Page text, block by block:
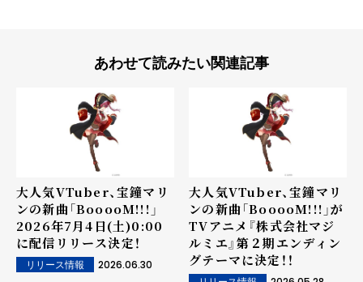
あわせて読みたい関連記事
大人気VTuber、宝鐘マリ
ンの新曲「BooooM!!!」
2026年7月4日(土)0:00
に配信リリース決定！
リリース情報 2026.06.30
大人気VTuber、宝鐘マリ
ンの新曲「BooooM!!!」が
TVアニメ『株式会社マジ
ルミエ』第２期エンディン
グテーマに決定！！